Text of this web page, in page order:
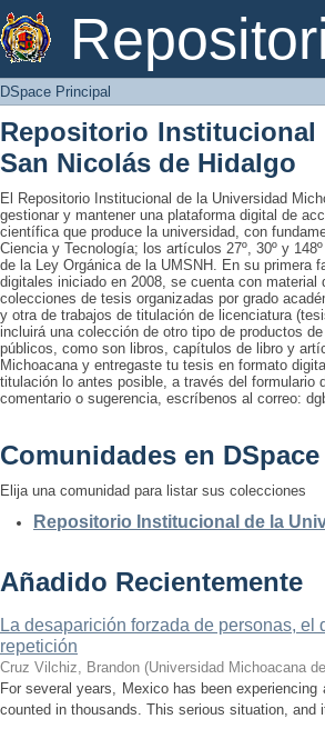
DSpace Principal
DSpace Principal
Repositorio Institucional
San Nicolás de Hidalgo
El Repositorio Institucional de la Universidad
gestionar y mantener una plataforma digital de
científica que produce la universidad, con
Ciencia y Tecnología; los artículos 27º, 30º y
de la Ley Orgánica de la UMSNH. En su primera
digitales iniciado en 2008, se cuenta con
colecciones de tesis organizadas por grado
y otra de trabajos de titulación de licenciatura
incluirá una colección de otro tipo de productos
públicos, como son libros, capítulos de libro y
Michoacana y entregaste tu tesis en formato
titulación lo antes posible, a través del formulario
comentario o sugerencia, escríbenos al correo:
Comunidades en DSpace
Elija una comunidad para listar sus colecciones
Repositorio Institucional de la
Añadido Recientemente
La desaparición forzada de personas,
repetición
Cruz Vilchiz, Brandon (Universidad Michoacana
For several years, Mexico has been
counted in thousands. This serious situation,